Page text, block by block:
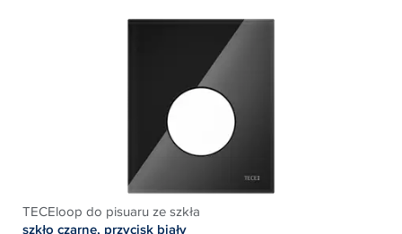
TECEloop do pisuaru ze szkła
szkło czarne, przycisk biały